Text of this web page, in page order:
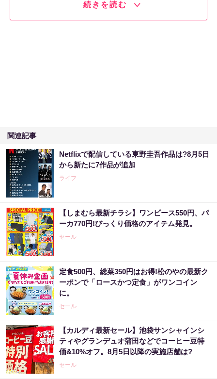
続きを読む
関連記事
Netflixで配信している東野圭吾作品は?8月5日
から新たに7作品が追加
ライフ
【しまむら最新チラシ】ワンピース550円、パ
ーカ770円!びっくり価格のアイテム発見。
セール
定食500円、総菜350円はお得!松のやの最新ク
ーポンで「ロースかつ定食」がワンコイン
に。
セール
【カルディ最新セール】池袋サンシャインシ
ティやグランデュオ蒲田などでコーヒー豆特
価&10%オフ。8月5日以降の実施店舗は?
セール